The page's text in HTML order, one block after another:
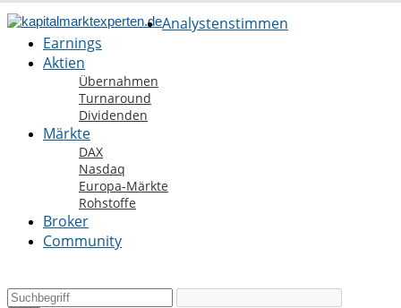
Analystenstimmen
Earnings
Aktien
Übernahmen
Turnaround
Dividenden
Märkte
DAX
Nasdaq
Europa-Märkte
Rohstoffe
Broker
Community